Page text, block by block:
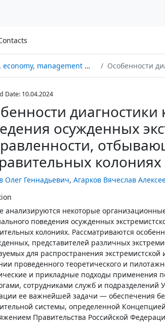
management № 02/2024 Особенности диагностики криминального
Date: 10.04.2024
осужденных
колониях
Олег Геннадьевич, Агарков Вячеслав
анализируются некоторые
поведения осужденных
колониях. Рассматриваются
представителей различных
для распространения
проведенного теоретического и
и прикладные подходы применения
сотрудниками служб и
ее важнейшей задачи — обеспечения
системы, определенной
Правительства Российской